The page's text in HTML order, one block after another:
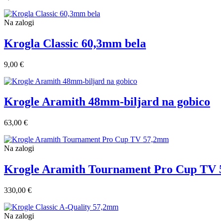
Na zalogi
Krogla Classic 60,3mm bela
9,00 €
Krogle Aramith 48mm-biljard na gobico
63,00 €
Na zalogi
Krogle Aramith Tournament Pro Cup TV
330,00 €
Na zalogi